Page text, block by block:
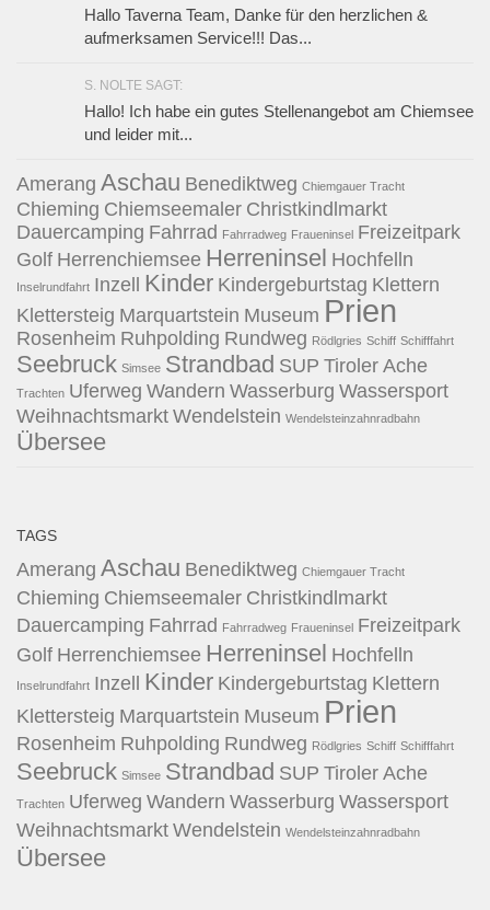
Hallo Taverna Team, Danke für den herzlichen &
aufmerksamen Service!!! Das...
S. NOLTE SAGT:
Hallo! Ich habe ein gutes Stellenangebot am Chiemsee
und leider mit...
Amerang Aschau Benediktweg Chiemgauer Tracht
Chieming Chiemseemaler Christkindlmarkt
Dauercamping Fahrrad Fahrradweg Fraueninsel Freizeitpark
Golf Herrenchiemsee Herreninsel Hochfelln
Inselrundfahrt Inzell Kinder Kindergeburtstag Klettern
Klettersteig Marquartstein Museum Prien
Rosenheim Ruhpolding Rundweg Rödlgries Schiff Schifffahrt
Seebruck Simsee Strandbad SUP Tiroler Ache
Trachten Uferweg Wandern Wasserburg Wassersport
Weihnachtsmarkt Wendelstein Wendelsteinzahnradbahn
Übersee
TAGS
Amerang Aschau Benediktweg Chiemgauer Tracht
Chieming Chiemseemaler Christkindlmarkt
Dauercamping Fahrrad Fahrradweg Fraueninsel Freizeitpark
Golf Herrenchiemsee Herreninsel Hochfelln
Inselrundfahrt Inzell Kinder Kindergeburtstag Klettern
Klettersteig Marquartstein Museum Prien
Rosenheim Ruhpolding Rundweg Rödlgries Schiff Schifffahrt
Seebruck Simsee Strandbad SUP Tiroler Ache
Trachten Uferweg Wandern Wasserburg Wassersport
Weihnachtsmarkt Wendelstein Wendelsteinzahnradbahn
Übersee